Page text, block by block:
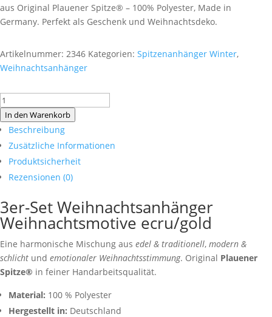
aus Original Plauener Spitze® – 100% Polyester, Made in
Germany. Perfekt als Geschenk und Weihnachtsdeko.
Artikelnummer: 2346 Kategorien: Spitzenanhänger Winter,
Weihnachtsanhänger
3er-
Set
Weihnachtsanhänger
Weihnachtsmotive
ecru/gold
In den Warenkorb
Beschreibung
Zusätzliche Informationen
Produktsicherheit
Rezensionen (0)
3er-Set Weihnachtsanhänger
Weihnachtsmotive ecru/gold
Eine harmonische Mischung aus edel & traditionell, modern &
schlicht und emotionaler Weihnachtsstimmung. Original Plauener
Spitze® in feiner Handarbeitsqualität.
Material: 100 % Polyester
Hergestellt in: Deutschland